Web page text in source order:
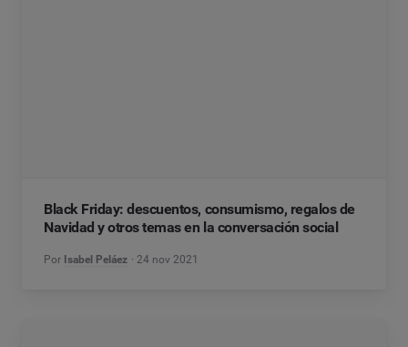
Black Friday: descuentos, consumismo, regalos de
Navidad y otros temas en la conversación social
Por Isabel Peláez 24 nov 2021